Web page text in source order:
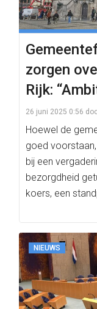
zorgen
Rijk:
26 juni 2025 0:56
Hoewel de
goed
bij een
bezorgdheid
koers, een
NIEUWS